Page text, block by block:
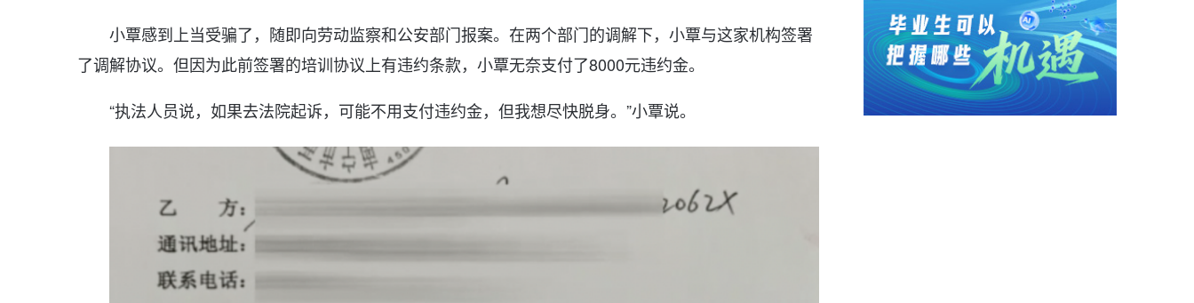
小覃感到上当受骗了，随即向劳动监察和公安部门报案。在两个部门的调解下，小覃与这家机构签署
了调解协议。但因为此前签署的培训协议上有违约条款，小覃无奈支付了8000元违约金。
“执法人员说，如果去法院起诉，可能不用支付违约金，但我想尽快脱身。”小覃说。